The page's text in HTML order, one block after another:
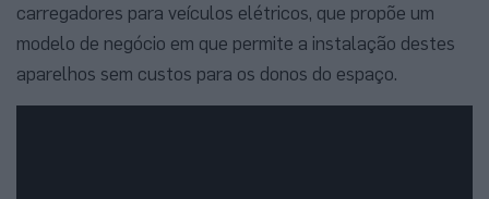
carregadores para veículos elétricos, que propõe um
modelo de negócio em que permite a instalação destes
aparelhos sem custos para os donos do espaço.